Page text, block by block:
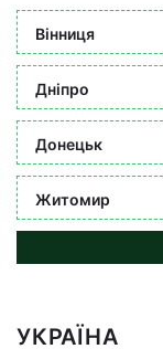
Вінниця
Дніпро
Донецьк
Житомир
УКРАЇНА